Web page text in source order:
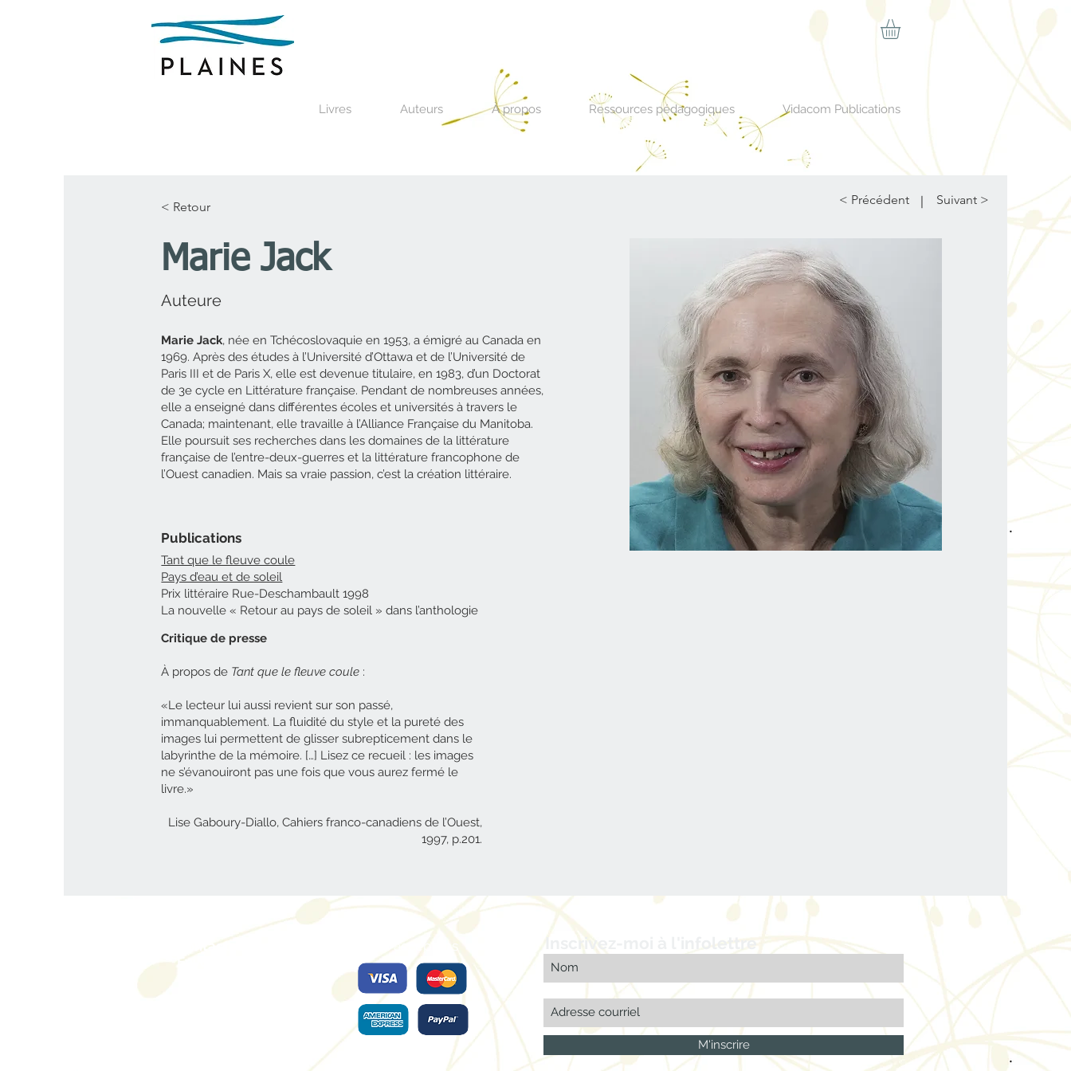
Livres Auteurs À propos Ressources pédagogiques Vidacom Publications
< Retour
Marie Jack
Auteure
Marie Jack, née en Tchécoslovaquie en 1953, a émigré au Canada en
1969. Après des études à l’Université d’Ottawa et de l’Université de
Paris III et de Paris X, elle est devenue titulaire, en 1983, d’un Doctorat
de 3e cycle en Littérature française. Pendant de nombreuses années,
elle a enseigné dans différentes écoles et universités à travers le
Canada; maintenant, elle travaille à l’Alliance Française du Manitoba.
Elle poursuit ses recherches dans les domaines de la littérature
française de l’entre-deux-guerres et la littérature francophone de
l’Ouest canadien. Mais sa vraie passion, c’est la création littéraire.
Publications
Tant que le fleuve coule
Pays d’eau et de soleil
Prix littéraire Rue-Deschambault 1998
La nouvelle « Retour au pays de soleil » dans l’anthologie
Critique de presse
À propos de Tant que le fleuve coule :
«Le lecteur lui aussi revient sur son passé,
immanquablement. La fluidité du style et la pureté des
images lui permettent de glisser subrepticement dans le
labyrinthe de la mémoire. […] Lisez ce recueil : les images
ne s’évanouiront pas une fois que vous aurez fermé le
livre.»
Lise Gaboury-Diallo, Cahiers franco-canadiens de l’Ouest,
1997, p.201.
< Précédent | Suivant >
Contactez-nous/
Envoyez-nous
Nous acceptons Inscrivez-moi à l'infolettre
M'inscrire